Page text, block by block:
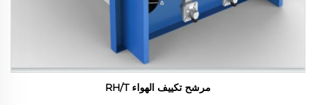
مرشح تكييف الهواء RH/T